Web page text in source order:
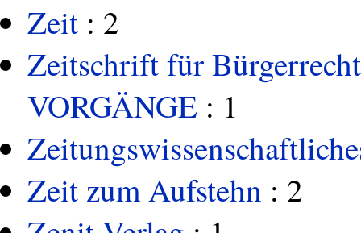
Zeit : 2
Zeitschrift für
VORGÄNGE : 1
Zeit zum Aufstehn : 2